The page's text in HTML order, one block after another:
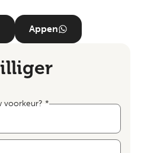
Appen
voorkeur? *